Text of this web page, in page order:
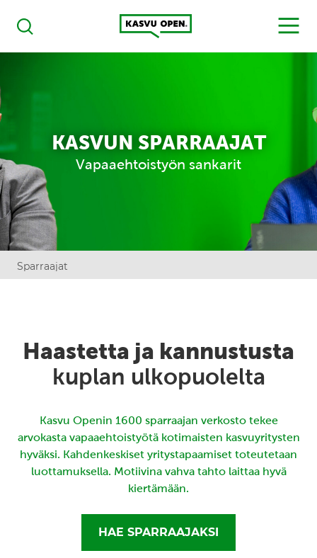
Haku
Kasvu Open
MENU
KASVUN SPARRAAJAT
Vapaaehtoistyön sankarit
Sparraajat
Haastetta ja kannustusta
kuplan ulkopuolelta
Kasvu Openin 1600 sparraajan verkosto tekee
arvokasta vapaaehtoistyötä kotimaisten kasvuyritysten
hyväksi. Kahdenkeskiset yritystapaamiset toteutetaan
luottamuksella. Motiivina vahva tahto laittaa hyvä
kiertämään.
HAE SPARRAAJAKSI